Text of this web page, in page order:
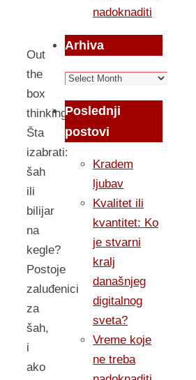
Out
the
box
thinking
Šta
izabrati:
šah
ili
bilijar
na
kegle?
Postoje
zaluđenici
za
šah,
i
ako
nadoknaditi
Arhiva
Arhiva
Poslednji
postovi
Kradem
ljubav
Kvalitet ili
kvantitet: Ko
je stvarni
kralj
današnjeg
digitalnog
sveta?
Vreme koje
ne treba